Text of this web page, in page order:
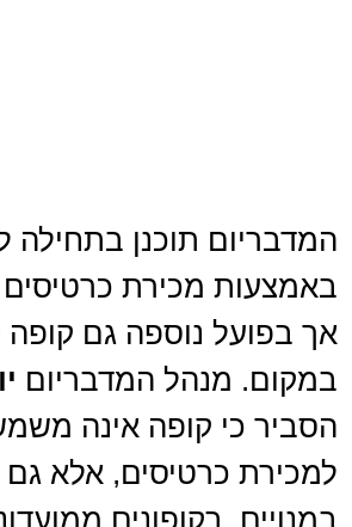
המדבריום תוכנן בתחילה
באמצעות מכירת
אך בפועל נוספה גם קופה
במקום. מנהל המדבריום
הסביר כי קופה אינה
למכירת כרטיסים, אלא גם